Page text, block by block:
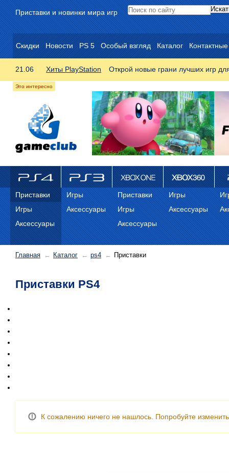
Приставки и новинки мира игр
Скидки Новости PS 5 Особый взгляд Каталог
21.06 Хиты PlayStation Открой новые грани лучших игр
ps4
Приставки
Игры
Аксессуары
PS3
Игры
Аксессуары
Xbox One
Приставки
Игры
Аксессуары
Xbox 360
Игры
Аксессуары
Главная Каталог ps4 Приставки
Приставки PS4
К сожалению ничего не нашлось. Попробуйте